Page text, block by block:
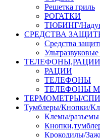
Решетка гриль
РОГАТКИ
ТЮБИНГ/
СРЕДСТВА
Средства
ТЕЛЕФОНЫ,РАЦИИ
РАЦИИ
ТЕЛЕФОНЫ
ТЕЛЕФОНЫ
ТЕРМОМЕТРЫ/
Тумблеры/Кнопки/
Клемы/разъемы
Крокодилы/